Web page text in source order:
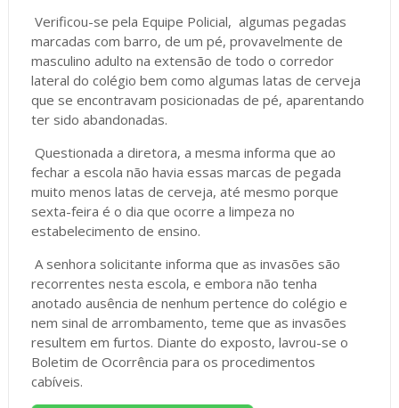
Verificou-se pela Equipe Policial, algumas pegadas
marcadas com barro, de um pé, provavelmente de
masculino adulto na extensão de todo o corredor
lateral do colégio bem como algumas latas de cerveja
que se encontravam posicionadas de pé, aparentando
ter sido abandonadas.
Questionada a diretora, a mesma informa que ao
fechar a escola não havia essas marcas de pegada
muito menos latas de cerveja, até mesmo porque
sexta-feira é o dia que ocorre a limpeza no
estabelecimento de ensino.
A senhora solicitante informa que as invasões são
recorrentes nesta escola, e embora não tenha
anotado ausência de nenhum pertence do colégio e
nem sinal de arrombamento, teme que as invasões
resultem em furtos. Diante do exposto, lavrou-se o
Boletim de Ocorrência para os procedimentos
cabíveis.